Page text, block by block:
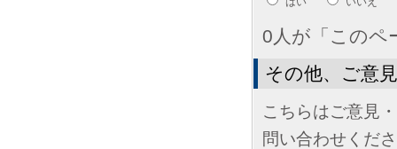
0人が「このペ
その他、ご意
こちらはご意見
問い合わせくだ